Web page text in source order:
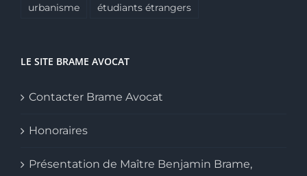
urbanisme
étudiants étrangers
LE SITE BRAME AVOCAT
Contacter Brame Avocat
Honoraires
Présentation de Maître Benjamin Brame,